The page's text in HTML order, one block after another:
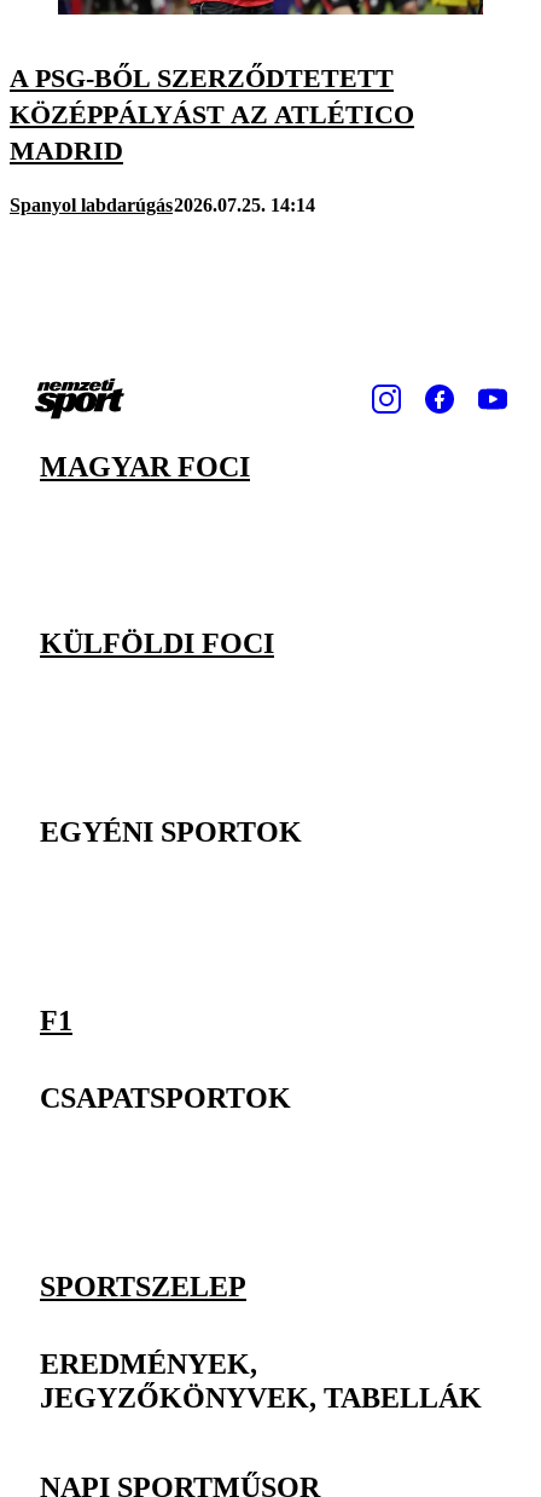
A PSG-BŐL SZERZŐDTETETT
KÖZÉPPÁLYÁST AZ ATLÉTICO
MADRID
Spanyol labdarúgás2026.07.25. 14:14
MAGYAR FOCI
KÜLFÖLDI FOCI
EGYÉNI SPORTOK
F1
CSAPATSPORTOK
SPORTSZELEP
EREDMÉNYEK,
JEGYZŐKÖNYVEK, TABELLÁK
NAPI SPORTMŰSOR